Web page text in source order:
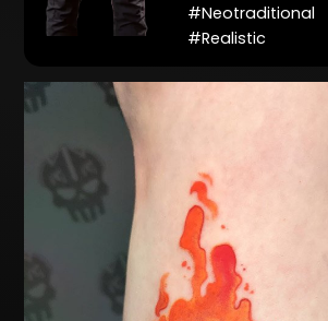
#Neotraditional
#Realistic